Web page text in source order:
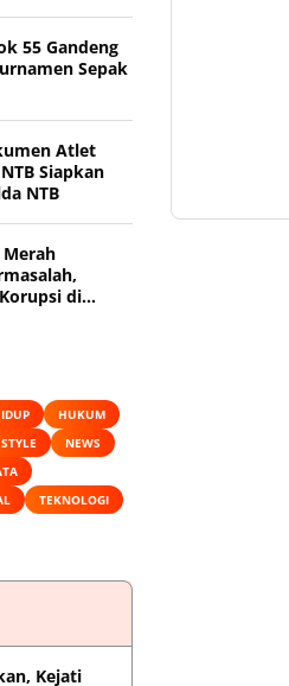
55 Gandeng
Sepak
Atlet
Siapkan
NTB
di
HUKUM
NEWS
TEKNOLOGI
Kejati